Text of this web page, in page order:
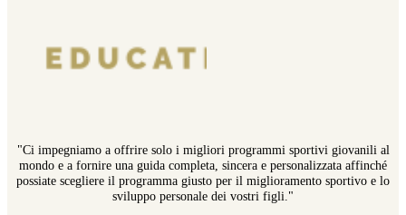
"Ci impegniamo a offrire solo i migliori programmi sportivi giovanili al
mondo e a fornire una guida completa, sincera e personalizzata affinché
possiate scegliere il programma giusto per il miglioramento sportivo e lo
sviluppo personale dei vostri figli."